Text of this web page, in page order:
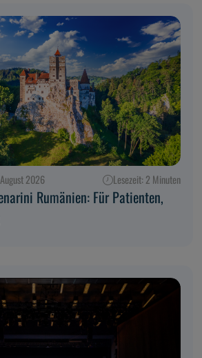
2026 Lesezeit: 2 Minuten
Rumänien: Für Patienten,